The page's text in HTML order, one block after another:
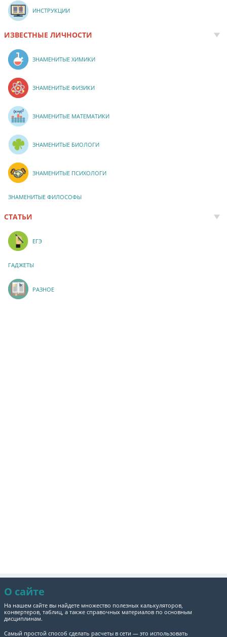
ИНСТРУКЦИИ
ИЗВЕСТНЫЕ ЛИЧНОСТИ
ЗНАМЕНИТЫЕ ХИМИКИ
ЗНАМЕНИТЫЕ ФИЗИКИ
ЗНАМЕНИТЫЕ МАТЕМАТИКИ
ЗНАМЕНИТЫЕ БИОЛОГИ
ЗНАМЕНИТЫЕ ПСИХОЛОГИ
ЗНАМЕНИТЫЕ ФИЛОСОФЫ
СТАТЬИ
ЕГЭ
ГАДЖЕТЫ
РАЗНОЕ
О сайте
На нашем сайте вы найдете множество полезных калькуляторов,
конвертеров, таблиц, а также справочных материалов по основным
дисциплинам.
Самый простой способ сделать расчеты в сети — это использовать